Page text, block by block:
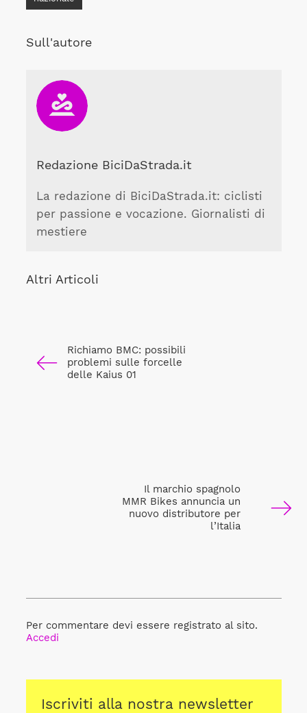
Sull'autore
Redazione BiciDaStrada.it
La redazione di BiciDaStrada.it: ciclisti
per passione e vocazione. Giornalisti di
mestiere
Altri Articoli
Richiamo BMC: possibili
problemi sulle forcelle
delle Kaius 01
Il marchio spagnolo
MMR Bikes annuncia un
nuovo distributore per
l’Italia
Per commentare devi essere registrato al sito.
Accedi
Iscriviti alla nostra newsletter